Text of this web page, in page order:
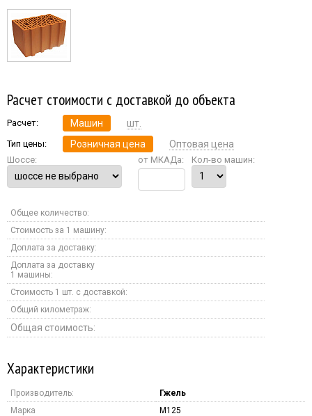
Расчет стоимости с доставкой до объекта
Расчет: Машин шт.
Тип цены: Розничная цена Оптовая цена
Шоссе: от МКАДа: Кол-во машин:
Общее количество:
Стоимость за 1 машину:
Доплата за доставку:
Доплата за доставку
1 машины:
Стоимость 1 шт. с доставкой:
Общий километраж:
Общая стоимость:
Характеристики
Производитель:
Гжель
Марка
M125